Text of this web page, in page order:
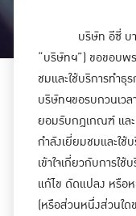
บริษัท อีซี่ บ
“บริษัทฯ”) ขอขอบพ
ชมและใช้บริการทำธุ
บริษัทฯขอรบกวนเว
ยอมรับกฎเกณฑ์ และ
กำลังเยี่ยมชมและใช้
เข้าใจเกี่ยวกับการใ
แก้ไข ดัดแปลง หรือ
(หรือส่วนหนึ่งส่วนใ